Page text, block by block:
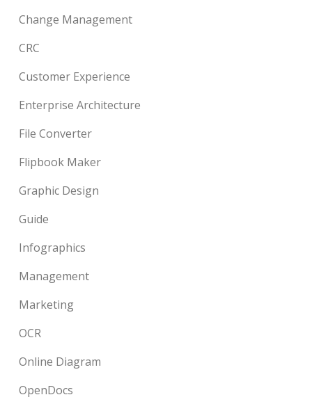
Change Management
CRC
Customer Experience
Enterprise Architecture
File Converter
Flipbook Maker
Graphic Design
Guide
Infographics
Management
Marketing
OCR
Online Diagram
OpenDocs